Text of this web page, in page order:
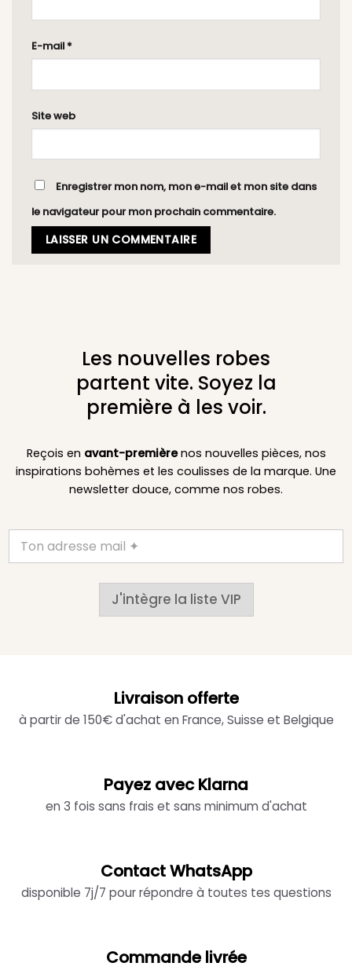
E-mail *
Site web
Enregistrer mon nom, mon e-mail et mon site dans
le navigateur pour mon prochain commentaire.
Les nouvelles robes
partent vite. Soyez la
première à les voir.
Reçois en avant-premièrenos nouvelles pièces, nos
inspirations bohèmes et les coulisses de la marque. Une
newsletter douce, comme nos robes.
J'intègre la liste VIP
Livraison offerte
à partir de 150€ d'achat en France, Suisse et Belgique
Payez avec Klarna
en 3 fois sans frais et sans minimum d'achat
Contact WhatsApp
disponible 7j/7 pour répondre à toutes tes questions
Commande livrée